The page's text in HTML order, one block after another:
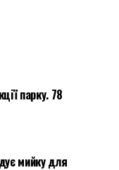
парку. 78
мийку для